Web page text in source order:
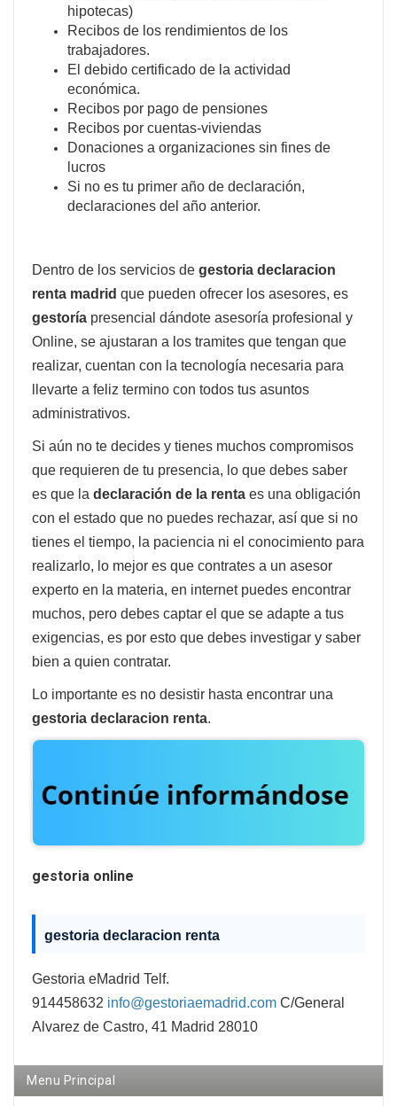
hipotecas)
Recibos de los rendimientos de los
trabajadores.
El debido certificado de la actividad
económica.
Recibos por pago de pensiones
Recibos por cuentas-viviendas
Donaciones a organizaciones sin fines de
lucros
Si no es tu primer año de declaración,
declaraciones del año anterior.
Dentro de los servicios de gestoria declaracion
renta madrid que pueden ofrecer los asesores, es
gestoría presencial dándote asesoría profesional y
Online, se ajustaran a los tramites que tengan que
realizar, cuentan con la tecnología necesaria para
llevarte a feliz termino con todos tus asuntos
administrativos.
Si aún no te decides y tienes muchos compromisos
que requieren de tu presencia, lo que debes saber
es que la declaración de la renta es una obligación
con el estado que no puedes rechazar, así que si no
tienes el tiempo, la paciencia ni el conocimiento para
realizarlo, lo mejor es que contrates a un asesor
experto en la materia, en internet puedes encontrar
muchos, pero debes captar el que se adapte a tus
exigencias, es por esto que debes investigar y saber
bien a quien contratar.
Lo importante es no desistir hasta encontrar una
gestoria declaracion renta.
gestoria online
gestoria declaracion renta
Gestoria eMadrid Telf.
914458632 info@gestoriaemadrid.com C/General
Alvarez de Castro, 41 Madrid 28010
Menu Principal